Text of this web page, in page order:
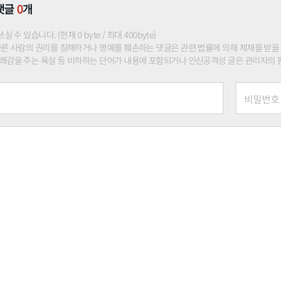
글0개
실 수 있습니다. (현재 0 byte / 최대 400byte)
사람의 권리를 침해하거나 명예를 훼손하는 댓글은 관련 법률에 의해 제재를 받
감을 주는 욕설 등 비하하는 단어가 내용에 포함되거나 인신공격성 글은 관리자의